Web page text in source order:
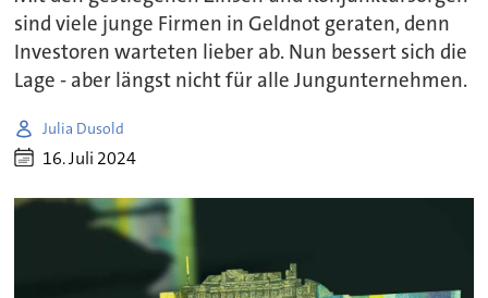
sind viele junge Firmen in Geldnot geraten, denn
Investoren warteten lieber ab. Nun bessert sich die
Lage - aber längst nicht für alle Jungunternehmen.
Julia Dusold
16. Juli 2024